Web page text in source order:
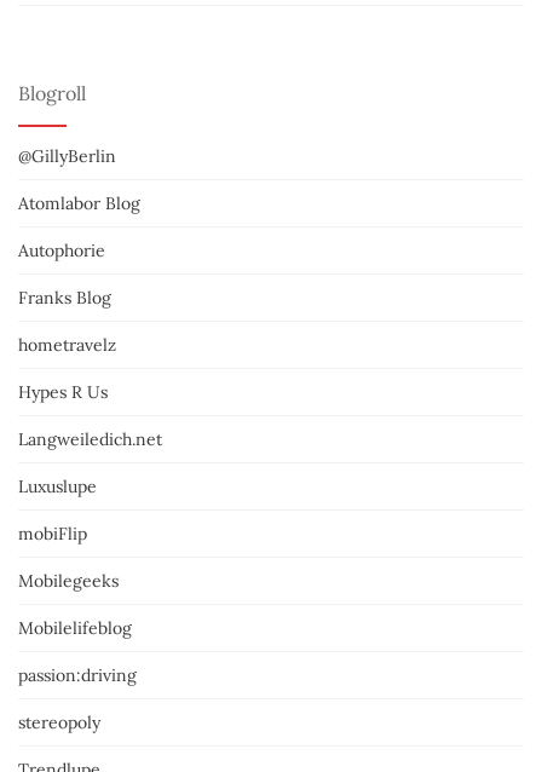
Blogroll
@GillyBerlin
Atomlabor Blog
Autophorie
Franks Blog
hometravelz
Hypes R Us
Langweiledich.net
Luxuslupe
mobiFlip
Mobilegeeks
Mobilelifeblog
passion:driving
stereopoly